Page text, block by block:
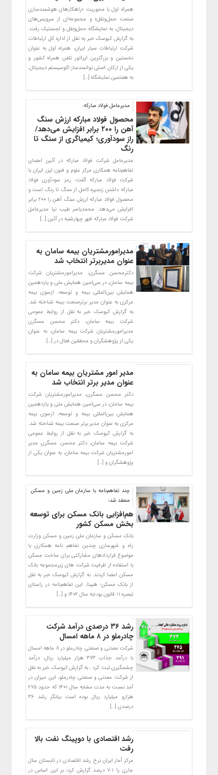
همراه اول با محوریت «راهکارهای هوشمندسازی
صنعت حمل‌ونقل» و مجموعه‌ای از سرویس‌های
دیجیتال، به نمایشگاه حمل‌ونقل و لجستیک رفت.
به گزارش کیوسک خبر به نقل از اداره کل ارتباطات
شرکت ارتباطات سیار ایران، همراه اول به عنوان
نخستین و بزرگترین اپراتور تلفن همراه کشور و
یکی از ارکان اصلی توانمندساز اکوسیستم دیجیتال،
به هفتمین نمایشگاه […]
مدیرعامل فولاد مبارکه:
محصول فولاد مبارکه ارزش سنگ
آهن را ۲۰۰ برابر افزایش می‌دهد/
راز سودآوری؛ کیمیاگری از سنگ تا
رنگ
مدیرعامل شرکت فولاد مبارکه در آئین امضای
تفاهم‌نامه همکاری مرکز علوم و فنون لیزر ایران با
شرکت فولاد مبارکه گفت: رمز سودآوری فولاد
مبارکه داشتن زنجیره کامل از سنگ تا رنگ است و
محصول فولاد مبارکه ارزش سنگ آهن را ۲۰۰ برابر
افزایش می‌دهد. محمدیاسر طیب نیا مدیرعامل
شرکت فولاد مبارکه ظهر چهارشنبه در آئین […]
مدیرامورمشتریان بیمه سامان به
عنوان مدیربرتر انتخاب شد
دکترمحسن عسگری، مدیرامورمشتریان شرکت
بیمه سامان، در سی‌امین همایش ملی و یازدهمین
همایش بین‌المللی بیمه و توسعه، ازسوی بیمه
مرکزی به عنوان مدیر برترصنعت بیمه شناخته شد.
به گزارش کیوسک خبر به نقل از روابط عمومی
شرکت بیمه سامان، دکتر محسن عسگری
مدیرامورمشتریان شرکت بیمه سامان، به عنوان
یکی از پژوهشگران و محققین فعال در […]
مدیر امور مشتریان بیمه سامان به
عنوان مدیر برتر انتخاب شد
دکتر محسن عسگری، مدیرامورمشتریان شرکت
بیمه سامان، در سی‌امین همایش ملی و یازدهمین
همایش بین‌المللی بیمه و توسعه، ازسوی بیمه
مرکزی به عنوان مدیر برتر صنعت بیمه شناخته شد.
به گزارش کیوسک خبر به نقل از روابط عمومی
شرکت بیمه سامان، دکتر محسن عسگری مدیر
امورمشتریان شرکت بیمه سامان، به عنوان یکی از
پژوهشگران و […]
چند تفاهم‌نامه با سازمان ملی زمین و مسکن
منعقد شد؛
هم‌افزایی بانک مسکن برای توسعه
بخش مسکن کشور
بانک مسکن و سازمان ملی زمین و مسکن وزارت
راه و شهرسازی چندین تفاهم نامه همکاری با
موضوع قراردادهای مشارکتی برای ساخت مسکن
با استفاده از ظرفیت شرکت های زیرمجموعه بانک
مسکن امضا کردند. به گزارش کیوسک خبر به نقل
از بانک مسکن- هیبنا، این تفاهم‌نامه در راستای
تبصره ۱۱ قانون بودجه سال ۱۴۰۲ و […]
رشد ۳۶ درصدی درآمد شرکت
چادرملو در ۸ ماهه امسال
شرکت معدنی و صنعتی چادرملو در ۸ ماهه امسال
با درآمد جذاب ۳۷۳ هزار میلیارد ریال، درآمد
چشمگیری ثبت کرد . به گزارش کیوسک خبر به نقل
از شرکت معدنی و صنعتی چادرملو، این میزان در
آمد نسبت به مدت مشابه سال ۱۴۰۱ که حدود ۲۷۵
هزارو میلیارد ریال بوده است بیانگر رشد ۳۶
درصدی […]
رشد اقتصادی با دوپینگ نفت بالا
رفت
مرکز آمار ایران نرخ رشد اقتصادی در تابستان سال
جاری را ۷.۱ درصد گزارش کرد؛ بر این اساس در